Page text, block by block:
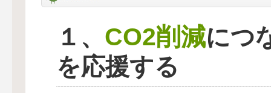
１、 CO2削減につ
を応援する